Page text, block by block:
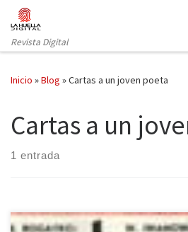
Saltar al contenido
Revista Digital
Inicio »Blog »Cartas a un joven poeta
Cartas a un
1 entrada